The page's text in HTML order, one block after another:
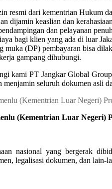
resmi dari kementrian Hukum
dijamin keaslian dan
dan pelayanan
bagi klien yang ada di luar
muka (DP) pembayaran bisa
gampang dihubungi.
kami PT Jangkar Global
menjamin seluruh dokumen asli
(Kementrian Luar Negeri)
nasional yang bergerak
legalisasi dokumen, dan lain-